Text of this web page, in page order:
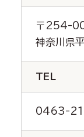
〒254-
神奈川県
TEL
0463-